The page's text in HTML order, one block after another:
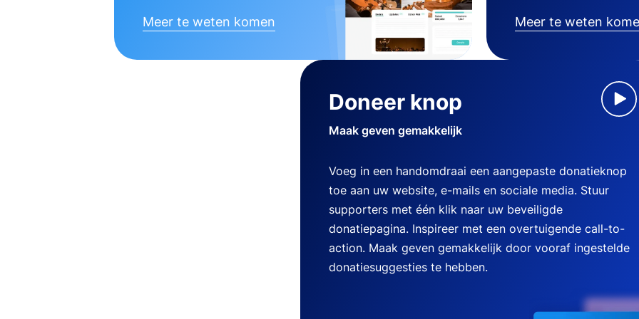
Meer te weten komen Meer te weten
Doneer knop
Maak geven gemakkelijk
Voeg in een handomdraai een aangepaste donatieknop
toe aan uw website, e-mails en sociale media. Stuur
supporters met één klik naar uw beveiligde
donatiepagina. Inspireer met een overtuigende call-to-
action. Maak geven gemakkelijk door vooraf ingestelde
donatiesuggesties te hebben.